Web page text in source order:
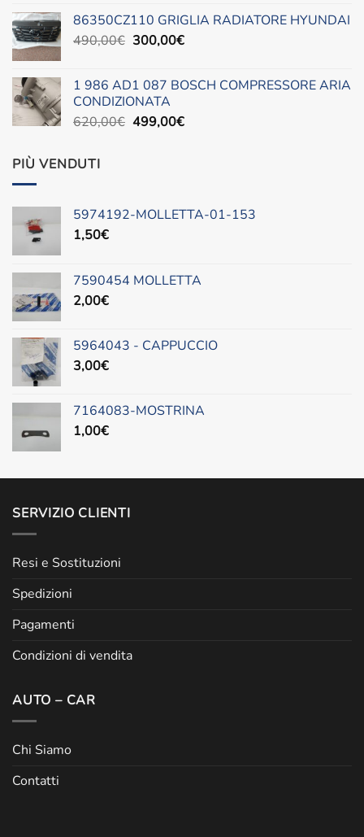
originale
era:
attuale
è:
86350CZ110 GRIGLIA RADIATORE HYUNDAI
490,00€ Il
era:
490,00€.
300,00€Il
è:
1 986 AD1 087 BOSCH COMPRESSORE ARIA
CONDIZIONATA
620,00€ Il
499,00€Il
PIÙ VENDUTI
5974192-MOLLETTA-01-153
1,50€
7590454 MOLLETTA
2,00€
5964043 - CAPPUCCIO
3,00€
7164083-MOSTRINA
1,00€
SERVIZIO CLIENTI
Resi e Sostituzioni
Spedizioni
Pagamenti
Condizioni di vendita
AUTO – CAR
Chi Siamo
Contatti